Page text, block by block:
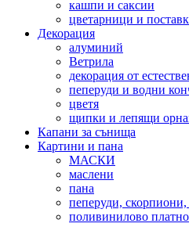
кашпи и саксии
цветарници и
Декорация
алуминий
Ветрила
декорация от
пеперуди и водни
цветя
щипки и лепящи
Капани за сънища
Картини и пана
МАСКИ
маслени
пана
пеперуди, скорпиони,
поливинилово платно